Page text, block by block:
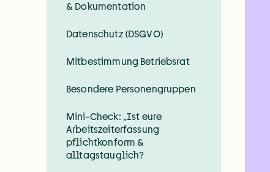
& Dokumentation
Datenschutz (DSGVO)
Mitbestimmung Betriebsrat
Besondere Personengruppen
Mini-Check: „Ist eure
Arbeitszeiterfassung
pflichtkonform &
alltagstauglich?